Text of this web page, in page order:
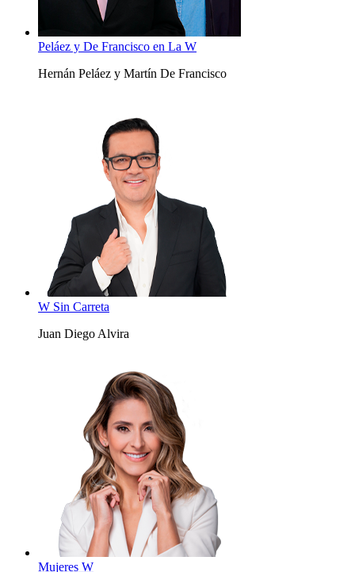
Peláez y De Francisco en La W
Hernán Peláez y Martín De Francisco
W Sin Carreta
Juan Diego Alvira
Mujeres W